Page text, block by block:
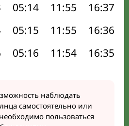
05:14 11:55 16:37
05:15 11:55 16:36
05:16 11:54 16:35
наблюдать
самостоятельно или
пользоваться